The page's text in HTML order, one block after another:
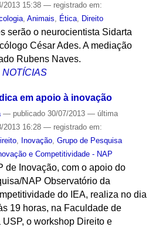
2013 15:38 — registrado em:
, Animais, Ética, Direito
serão o neurocientista Sidarta
César Ades. A mediação
Rubens Naves.
NOTÍCIAS
em apoio à inovação
— publicado30/07/2013 — última
2013 16:28 — registrado em:
, Inovação, Grupo de Pesquisa
e Competitividade - NAP
de Inovação, com o apoio do
NAP Observatório da
do IEA, realiza no dia
19 horas, na Faculdade de
USP, o workshop Direito e